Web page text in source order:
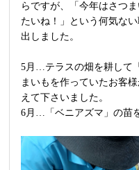
らですが、「今年はさつ
たいね！」という何気な
出しました。
5月…テラスの畑を耕して
まいもを作っていたお客
えて下さいました。
6月…「ベニアズマ」の苗